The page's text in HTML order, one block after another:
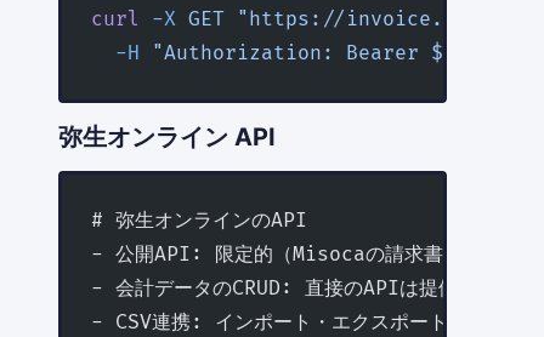
curl -X GET "https://
  -H
"Authorization: Bearer ${
弥生オンライン API
# 弥生オンラインのAPI
- 公開API: 限定的（Misocaの請求書APIなど）
- 会計データのCRUD: 直接のAPIは提供されてい
- CSV連携: インポート・エクスポートで対応